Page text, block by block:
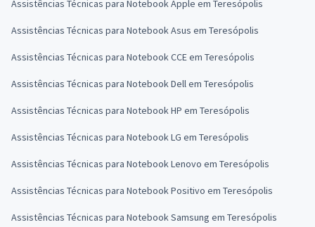
Assistências Técnicas para Notebook Apple em Teresópolis
Assistências Técnicas para Notebook Asus em Teresópolis
Assistências Técnicas para Notebook CCE em Teresópolis
Assistências Técnicas para Notebook Dell em Teresópolis
Assistências Técnicas para Notebook HP em Teresópolis
Assistências Técnicas para Notebook LG em Teresópolis
Assistências Técnicas para Notebook Lenovo em Teresópolis
Assistências Técnicas para Notebook Positivo em Teresópolis
Assistências Técnicas para Notebook Samsung em Teresópolis